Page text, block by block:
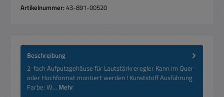
Artikelnummer:43-891-00520
Beschreibung
2-fach Aufputzgehäuse für Lautstärkreregler Kann im Quer-
oder Hochformat montiert werden ! Kunststoff Ausführung
Farbe: W… Mehr